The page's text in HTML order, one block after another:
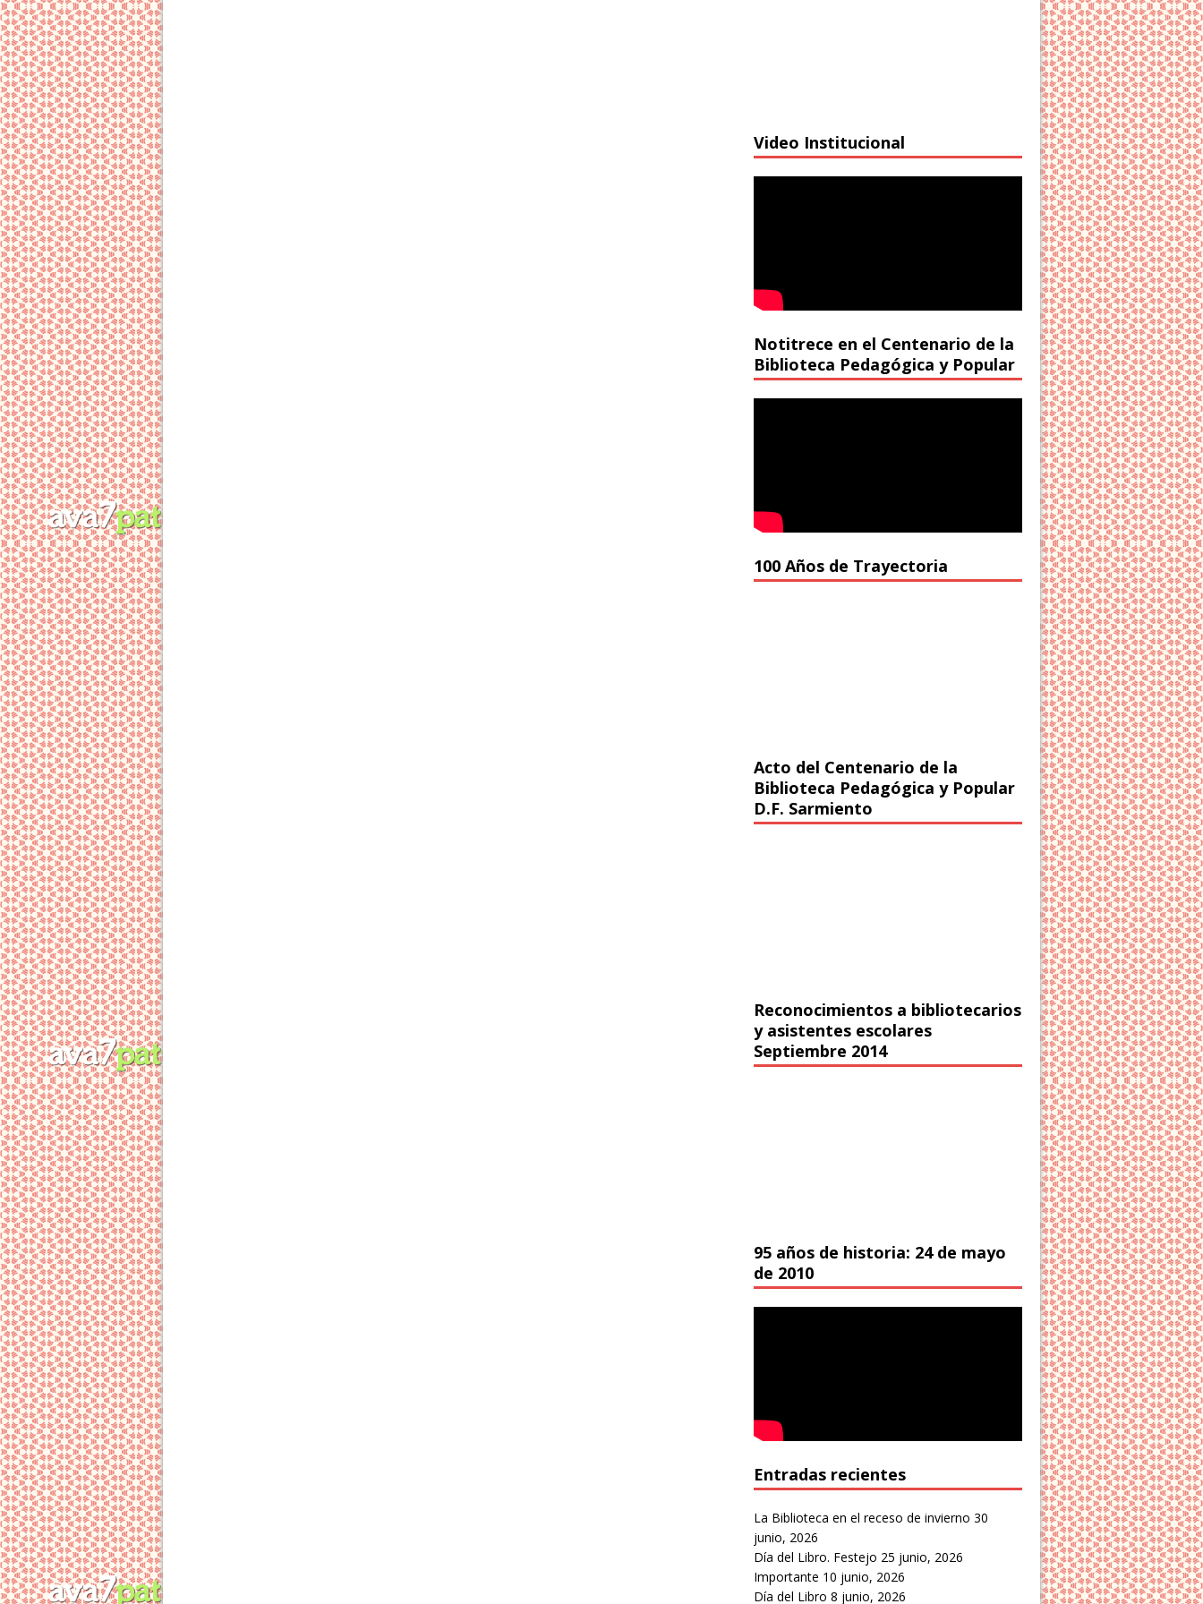
Video Institucional
Notitrece en el Centenario de la
Biblioteca Pedagógica y Popular
100 Años de Trayectoria
Acto del Centenario de la
Biblioteca Pedagógica y Popular
D.F. Sarmiento
Reconocimientos a bibliotecarios
y asistentes escolares
Septiembre 2014
95 años de historia: 24 de mayo
de 2010
Entradas recientes
La Biblioteca en el receso de invierno 30
junio, 2026
Día del Libro. Festejo 25 junio, 2026
Importante 10 junio, 2026
Día del Libro 8 junio, 2026